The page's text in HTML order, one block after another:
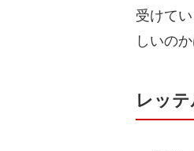
受けて
しいの
レッ